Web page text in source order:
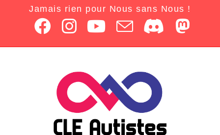
Jamais rien pour Nous sans Nous !